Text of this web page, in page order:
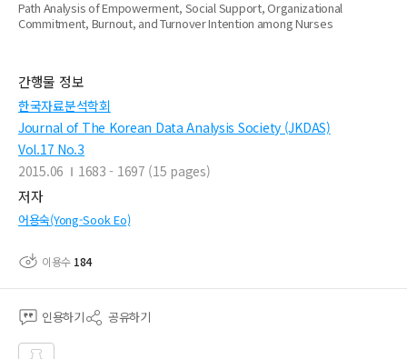
Path Analysis of Empowerment, Social Support, Organizational
Commitment, Burnout, and Turnover Intention among Nurses
간행물 정보
한국자료분석학회
Journal of The Korean Data Analysis Society (JKDAS)
Vol.17 No.3
2015.06
1683 - 1697 (15 pages)
저자
어용숙(Yong-Sook Eo)
이용수 184
인용하기 공유하기